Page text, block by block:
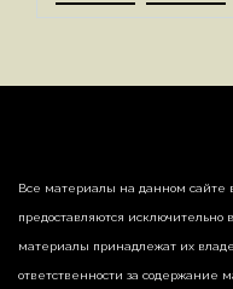
Все материалы на данном сайте
предоставляются исключительно
материалы принадлежат их
ответственности за содержание